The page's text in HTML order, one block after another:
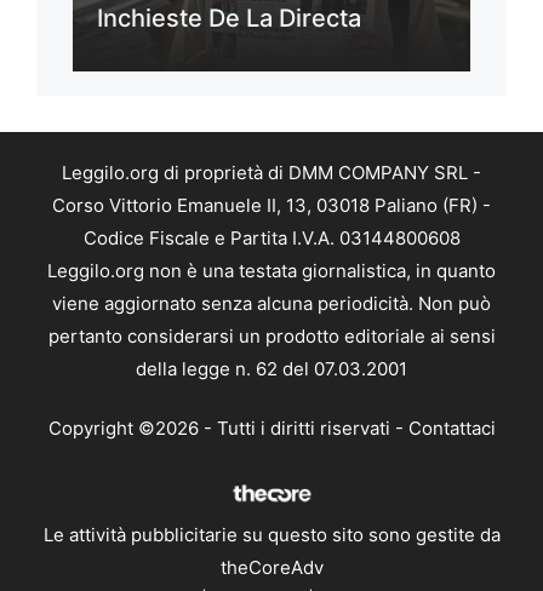
Inchieste De La Directa
Leggilo.org di proprietà di DMM COMPANY SRL -
Corso Vittorio Emanuele II, 13, 03018 Paliano (FR) -
Codice Fiscale e Partita I.V.A. 03144800608
Leggilo.org non è una testata giornalistica, in quanto
viene aggiornato senza alcuna periodicità. Non può
pertanto considerarsi un prodotto editoriale ai sensi
della legge n. 62 del 07.03.2001
Copyright ©2026 - Tutti i diritti riservati - Contattaci
Le attività pubblicitarie su questo sito sono gestite da
theCoreAdv